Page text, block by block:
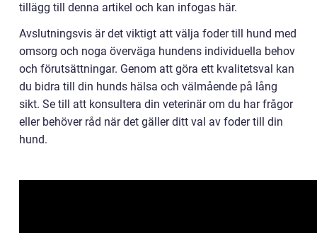
tillägg till denna artikel och kan infogas här.
Avslutningsvis är det viktigt att välja foder till hund med
omsorg och noga överväga hundens individuella behov
och förutsättningar. Genom att göra ett kvalitetsval kan
du bidra till din hunds hälsa och välmående på lång
sikt. Se till att konsultera din veterinär om du har frågor
eller behöver råd när det gäller ditt val av foder till din
hund.